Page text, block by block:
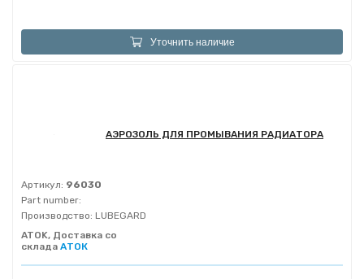
Уточнить наличие
АЭРОЗОЛЬ ДЛЯ ПРОМЫВАНИЯ РАДИАТОРА
Артикул: 96030
Part number:
Производство: LUBEGARD
ATOK, Доставка со
склада АТОК